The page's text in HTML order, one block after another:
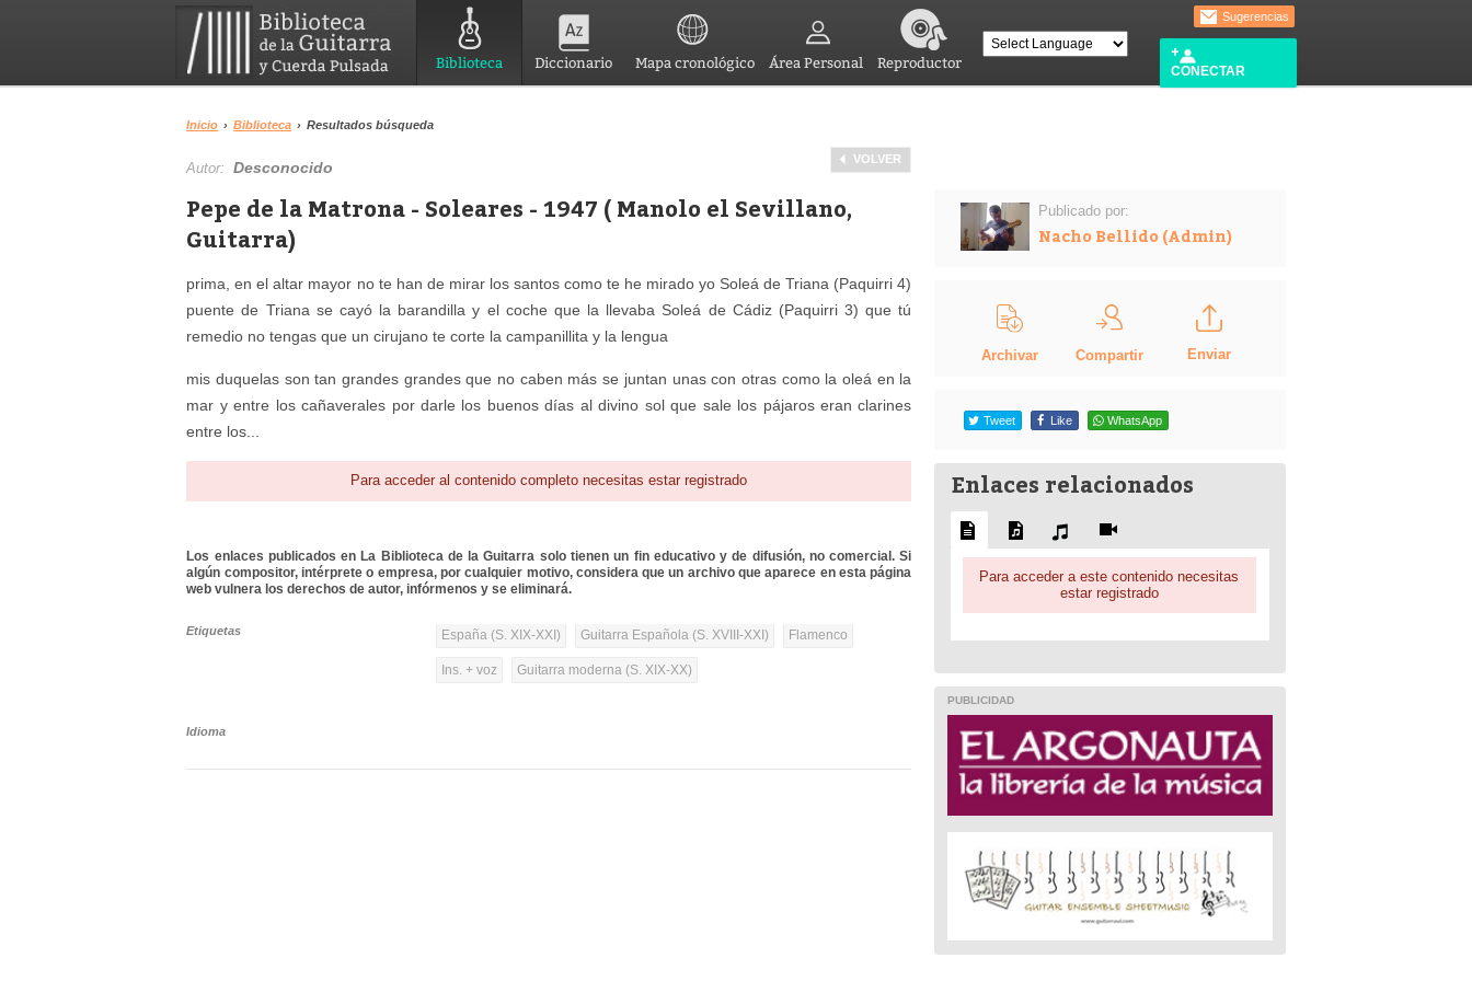
Biblioteca Diccionario Mapa cronológico Área Personal Reproductor
Sugerencias
CONECTAR
Inicio › Biblioteca › Resultados búsqueda
VOLVER
Autor:Desconocido
Pepe de la Matrona - Soleares - 1947 ( Manolo el Sevillano,
Guitarra)
prima, en el altar mayor no te han de mirar los santos como te he mirado yo Soleá de Triana (Paquirri 4)
puente de Triana se cayó la barandilla y el coche que la llevaba Soleá de Cádiz (Paquirri 3) que tú
remedio no tengas que un cirujano te corte la campanillita y la lengua
mis duquelas son tan grandes grandes que no caben más se juntan unas con otras como la oleá en la
mar y entre los cañaverales por darle los buenos días al divino sol que sale los pájaros eran clarines
entre los...
Para acceder al contenido completo necesitas estar registrado
Los enlaces publicados en La Biblioteca de la Guitarra solo tienen un fin educativo y de difusión, no comercial. Si
algún compositor, intérprete o empresa, por cualquier motivo, considera que un archivo que aparece en esta página
web vulnera los derechos de autor, infórmenos y se eliminará.
Etiquetas España (S. XIX-XXI) Guitarra Española (S. XVIII-XXI) Flamenco
Ins. + voz Guitarra moderna (S. XIX-XX)
Idioma
Publicado por:
Nacho Bellido (Admin)
Archivar Compartir Enviar
Tweet Like WhatsApp
Enlaces relacionados
Para acceder a este contenido necesitas
estar registrado
PUBLICIDAD